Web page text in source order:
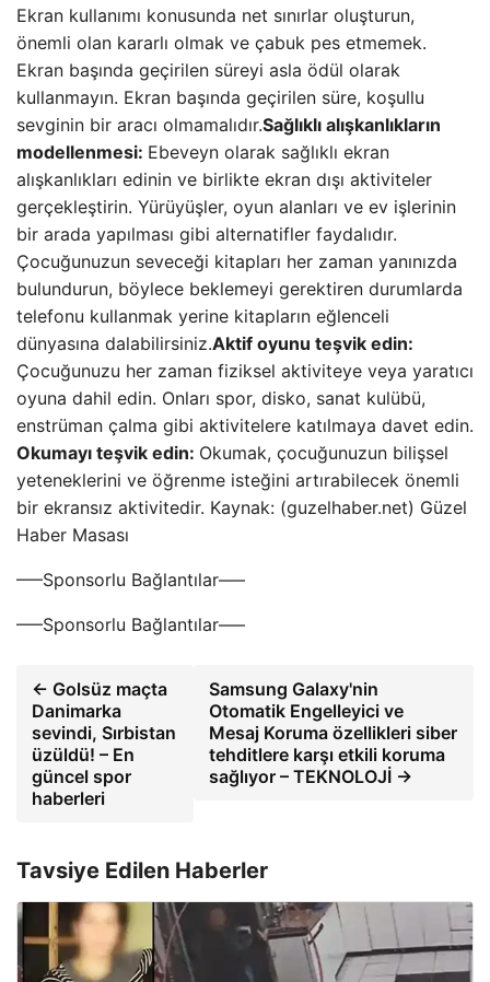
Ekran kullanımı konusunda net sınırlar oluşturun,
önemli olan kararlı olmak ve çabuk pes etmemek.
Ekran başında geçirilen süreyi asla ödül olarak
kullanmayın. Ekran başında geçirilen süre, koşullu
sevginin bir aracı olmamalıdır.Sağlıklı alışkanlıkların
modellenmesi: Ebeveyn olarak sağlıklı ekran
alışkanlıkları edinin ve birlikte ekran dışı aktiviteler
gerçekleştirin. Yürüyüşler, oyun alanları ve ev işlerinin
bir arada yapılması gibi alternatifler faydalıdır.
Çocuğunuzun seveceği kitapları her zaman yanınızda
bulundurun, böylece beklemeyi gerektiren durumlarda
telefonu kullanmak yerine kitapların eğlenceli
dünyasına dalabilirsiniz.Aktif oyunu teşvik edin:
Çocuğunuzu her zaman fiziksel aktiviteye veya yaratıcı
oyuna dahil edin. Onları spor, disko, sanat kulübü,
enstrüman çalma gibi aktivitelere katılmaya davet edin.
Okumayı teşvik edin: Okumak, çocuğunuzun bilişsel
yeteneklerini ve öğrenme isteğini artırabilecek önemli
bir ekransız aktivitedir. Kaynak: (guzelhaber.net) Güzel
Haber Masası
—–Sponsorlu Bağlantılar—–
—–Sponsorlu Bağlantılar—–
← Golsüz maçta
Danimarka
sevindi, Sırbistan
üzüldü! – En
güncel spor
haberleri
Samsung Galaxy'nin
Otomatik Engelleyici ve
Mesaj Koruma özellikleri siber
tehditlere karşı etkili koruma
sağlıyor – TEKNOLOJİ →
Tavsiye Edilen Haberler